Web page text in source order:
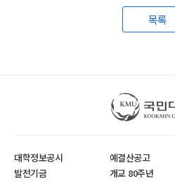
목록
국민대학교
대학정보공시 예결산공고
발전기금
개교 80주년